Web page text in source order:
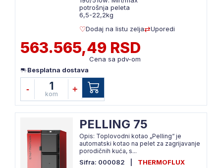
potrošnja peleta
6,5-22,2kg
Dodaj na listu zelja
Uporedi
563.565,49 RSD
Cena sa pdv-om
Besplatna dostava
- 1
kom
+
PELLING 75
Opis: Toplovodni kotao „Pelling“ je
automatski kotao na pelet za zagrijavanje
porodičnih kuća, s...
Sifra: 000082
THERMOFLUX